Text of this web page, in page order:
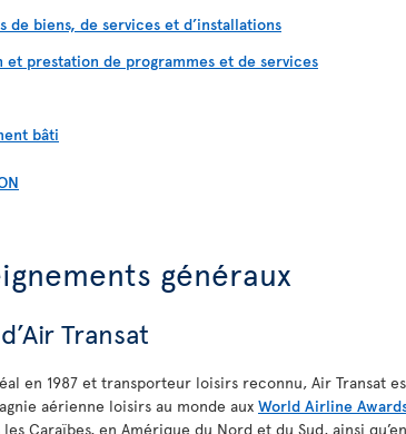
de biens, de services et d’installations
et prestation de programmes et de services
bâti
généraux
Transat
en 1987 et transporteur loisirs reconnu, Air Transat
aérienne loisirs au monde aux World Airline
Caraïbes, en Amérique du Nord et du Sud, ainsi